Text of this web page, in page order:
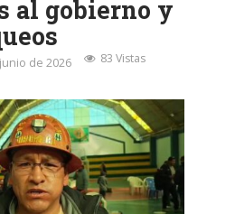
al gobierno y
de 2026 83 Vistas